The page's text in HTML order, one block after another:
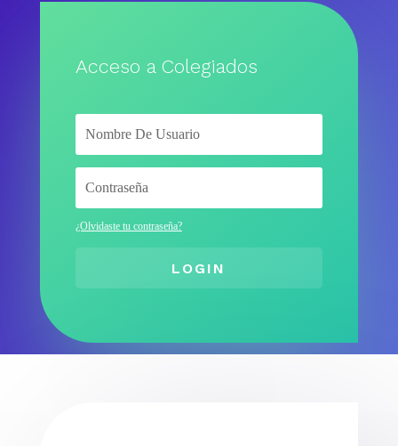
Acceso a Colegiados
¿Olvidaste tu contraseña?
LOGIN